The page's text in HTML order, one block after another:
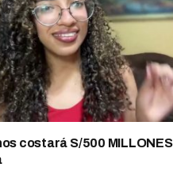
costará S/500